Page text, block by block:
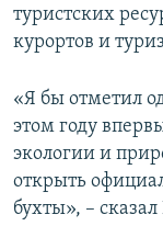
туристских
курортов и
«Я бы отметил
этом году
экологии и
открыть
бухты», –